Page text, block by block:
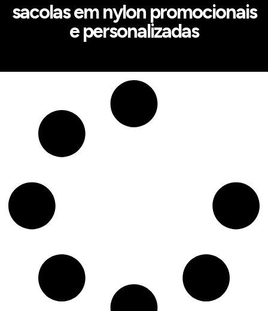
sacolas em nylon promocionais
e personalizadas